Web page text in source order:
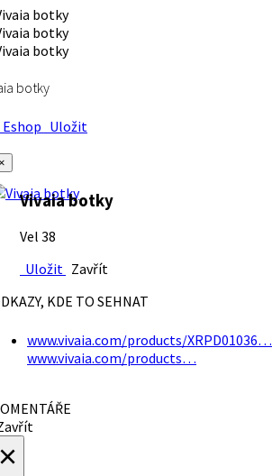
botky
Uložit
Vivaia botky
Vel 38
Uložit Zavřít
KDE TO SEHNAT
www.vivaia.com/products/XRPD01036…
www.vivaia.com/products…